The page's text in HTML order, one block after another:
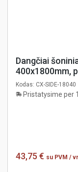
Dangčiai
400x1800mm,
Kodas: CX-SIDE-18040
Pristatysime per
43,75 € su PVM /